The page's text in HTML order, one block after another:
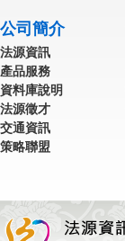
公司簡介
法源資訊
產品服務
資料庫說明
法源徵才
交通資訊
策略聯盟